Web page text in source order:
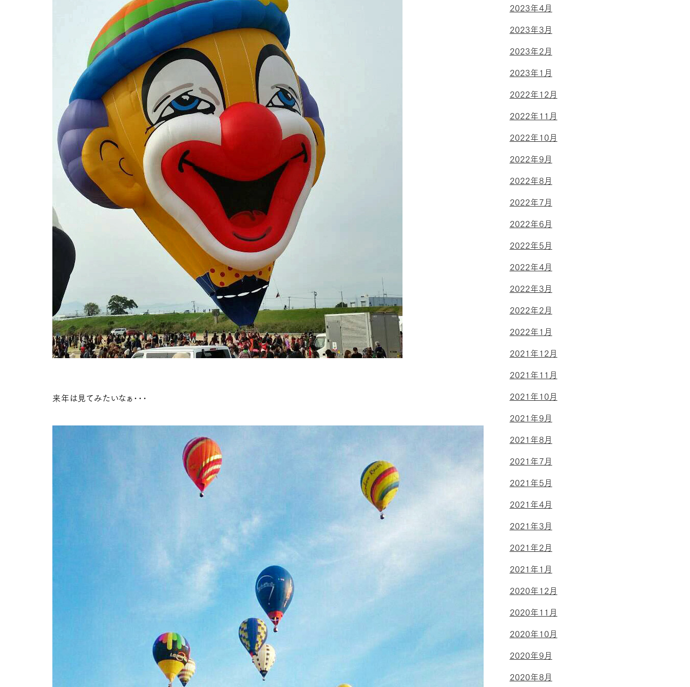
来年は見てみたいなぁ･･･
2023年4月
2023年3月
2023年2月
2023年1月
2022年12月
2022年11月
2022年10月
2022年9月
2022年8月
2022年7月
2022年6月
2022年5月
2022年4月
2022年3月
2022年2月
2022年1月
2021年12月
2021年11月
2021年10月
2021年9月
2021年8月
2021年7月
2021年5月
2021年4月
2021年3月
2021年2月
2021年1月
2020年12月
2020年11月
2020年10月
2020年9月
2020年8月